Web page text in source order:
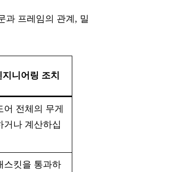
과 프레임의 관계, 밀
니어링 조치
어 전체의 무게
거나 계산하십
스킷을 통과하